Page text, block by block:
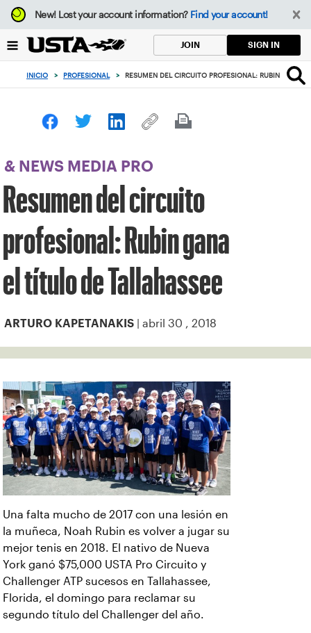
Enfoque
desde
botón
volver
principio
New!Lost your account information? Find your account!
JOIN SIGN IN
INICIO > PROFESIONAL > RESUMEN DEL CIRCUITO PROFESIONAL: RUBIN GANA
& NEWS MEDIA PRO
Resumen del circuito
profesional: Rubin gana
el título de Tallahassee
ARTURO KAPETANAKIS | abril 30 , 2018
Una falta mucho de 2017 con una lesión en
la muñeca, Noah Rubin es volver a jugar su
mejor tenis en 2018. El nativo de Nueva
York ganó $75,000 USTA Pro Circuito y
Challenger ATP sucesos en Tallahassee,
Florida, el domingo para reclamar su
segundo título del Challenger del año.